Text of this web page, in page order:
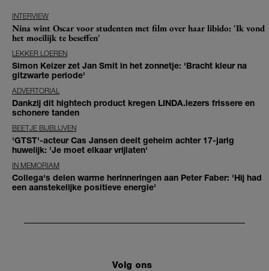
INTERVIEW
Nina wint Oscar voor studenten met film over haar libido: 'Ik vond
het moeilijk te beseffen'
LEKKER LOEREN
Simon Keizer zet Jan Smit in het zonnetje: 'Bracht kleur na
gitzwarte periode'
ADVERTORIAL
Dankzij dit hightech product kregen LINDA.lezers frissere en
schonere tanden
BEETJE BIJBLIJVEN
'GTST'-acteur Cas Jansen deelt geheim achter 17-jarig
huwelijk: 'Je moet elkaar vrijlaten'
IN MEMORIAM
Collega's delen warme herinneringen aan Peter Faber: 'Hij had
een aanstekelijke positieve energie'
Volg ons